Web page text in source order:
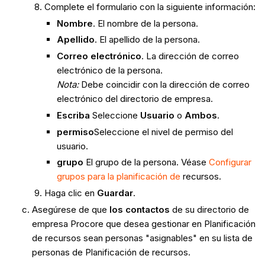
Complete el formulario con la siguiente información:
Nombre. El nombre de la persona.
Apellido. El apellido de la persona.
Correo electrónico. La dirección de correo
electrónico de la persona.
Nota: Debe coincidir con la dirección de correo
electrónico del directorio de empresa.
Escriba Seleccione Usuario o Ambos.
permisoSeleccione el nivel de permiso del
usuario.
grupo El grupo de la persona. Véase Configurar
grupos para la planificación de recursos.
Haga clic en Guardar.
Asegúrese de que los contactos de su directorio de
empresa Procore que desea gestionar en Planificación
de recursos sean personas "asignables" en su lista de
personas de Planificación de recursos.